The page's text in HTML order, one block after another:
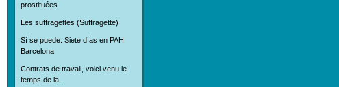
prostituées
Les suffragettes (Suffragette)
Sí se puede. Siete días en PAH
Barcelona
Contrats de travail, voici venu le
temps de la...